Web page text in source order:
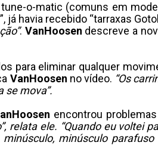
o-matic (comuns em
havia recebido “tarraxas
. VanHoosen descreve a
para eliminar qualquer
VanHoosen no vídeo. “Os
se mova”.
encontrou
relata ele. “Quando eu voltei
minúsculo